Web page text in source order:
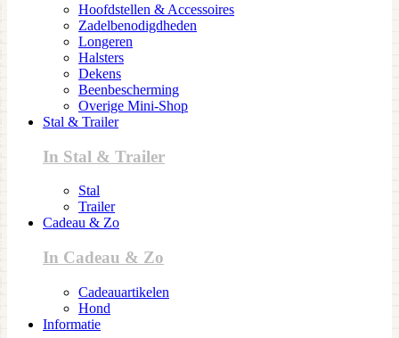
Hoofdstellen & Accessoires
Zadelbenodigdheden
Longeren
Halsters
Dekens
Beenbescherming
Overige Mini-Shop
Stal & Trailer
In Stal & Trailer
Stal
Trailer
Cadeau & Zo
In Cadeau & Zo
Cadeauartikelen
Hond
Informatie